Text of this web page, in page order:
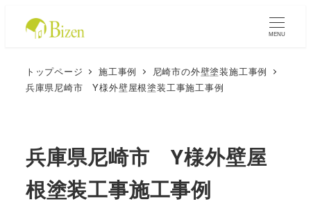
MENU
トップページ 施工事例
尼崎市の外壁塗装施工事例
兵庫県尼崎市 Y様外壁屋根塗装工事施工事例
兵庫県尼崎市 Y様外壁屋
根塗装工事施工事例